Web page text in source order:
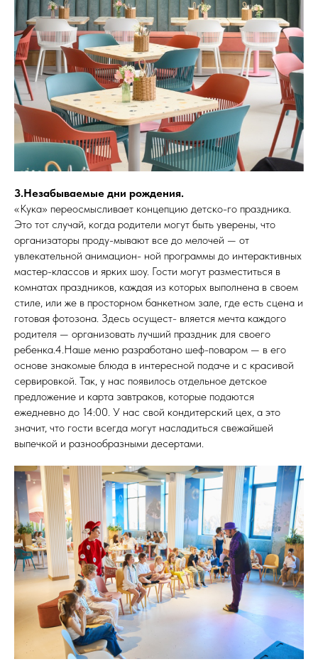
3.Незабываемые дни рождения.
«Кука» переосмысливает концепцию детско-го праздника.
Это тот случай, когда родители могут быть уверены, что
организаторы проду-мывают все до мелочей — от
увлекательной анимацион- ной программы до интерактивных
мастер-классов и ярких шоу. Гости могут разместиться в
комнатах праздников, каждая из которых выполнена в своем
стиле, или же в просторном банкетном зале, где есть сцена и
готовая фотозона. Здесь осущест- вляется мечта каждого
родителя — организовать лучший праздник для своего
ребенка.4.Наше меню разработано шеф-поваром — в его
основе знакомые блюда в интересной подаче и с красивой
сервировкой. Так, у нас появилось отдельное детское
предложение и карта завтраков, которые подаются
ежедневно до 14:00. У нас свой кондитерский цех, а это
значит, что гости всегда могут насладиться свежайшей
выпечкой и разнообразными десертами.